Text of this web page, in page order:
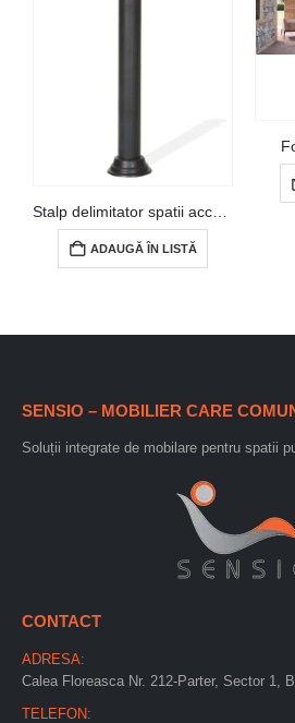
ADAUGĂ ÎN LISTĂ
SENSIO – MOBILIER CARE
Soluții integrate de mobilare pentru spatii
CONTACT
ADRESA:
Calea Floreasca Nr. 212-Parter, Sector 1,
TELEFON: